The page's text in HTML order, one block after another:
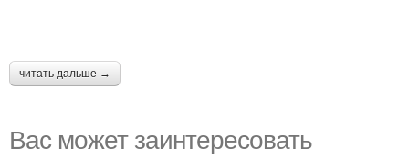
читать дальше →
Вас может заинтересовать